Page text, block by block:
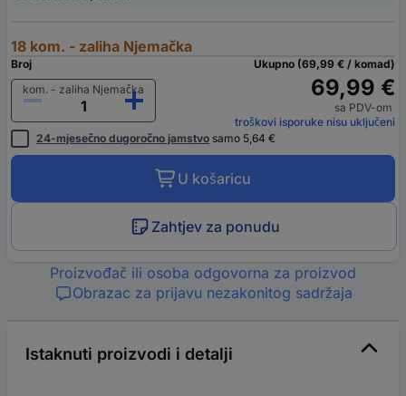
18 kom. - zaliha Njemačka
Broj
kom. - zaliha Njemačka
Ukupno (69,99 € / komad)
69,99 €
sa PDV-om
troškovi isporuke nisu uključeni
24-mjesečno dugoročno jamstvo samo 5,64 €
U košaricu
Zahtjev za ponudu
Proizvođač ili osoba odgovorna za proizvod
Obrazac za prijavu nezakonitog sadržaja
Istaknuti proizvodi i detalji